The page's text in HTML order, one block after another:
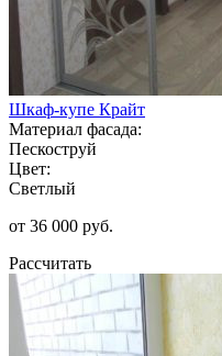
Шкаф-купе Крайт
Материал фасада:
Пескоструй
Цвет:
Светлый
от 36 000 руб.
Рассчитать